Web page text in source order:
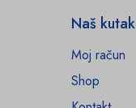
Naš kutak
Moj račun
Shop